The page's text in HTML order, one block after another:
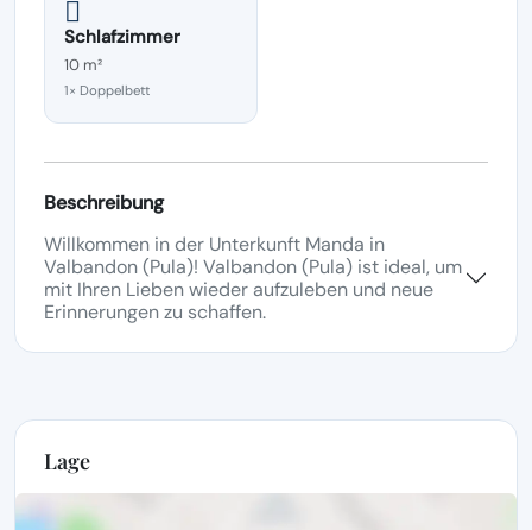
Schlafzimmer
10 m²
1× Doppelbett
Beschreibung
Willkommen in der Unterkunft Manda in
Valbandon (Pula)! Valbandon (Pula) ist ideal, um
mit Ihren Lieben wieder aufzuleben und neue
Erinnerungen zu schaffen.
Lage